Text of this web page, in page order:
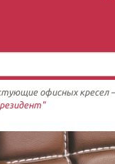
офисных кресел